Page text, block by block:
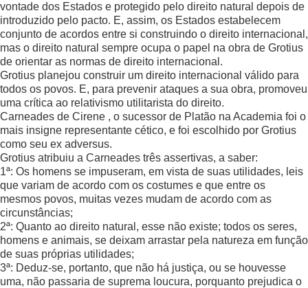
vontade dos Estados e protegido pelo direito natural depois de
introduzido pelo pacto. E, assim, os Estados estabelecem
conjunto de acordos entre si construindo o direito internacional,
mas o direito natural sempre ocupa o papel na obra de Grotius
de orientar as normas de direito internacional.
Grotius planejou construir um direito internacional válido para
todos os povos. E, para prevenir ataques a sua obra, promoveu
uma crítica ao relativismo utilitarista do direito.
Carneades de Cirene , o sucessor de Platão na Academia foi o
mais insigne representante cético, e foi escolhido por Grotius
como seu ex adversus.
Grotius atribuiu a Carneades três assertivas, a saber:
1ª: Os homens se impuseram, em vista de suas utilidades, leis
que variam de acordo com os costumes e que entre os
mesmos povos, muitas vezes mudam de acordo com as
circunstâncias;
2ª: Quanto ao direito natural, esse não existe; todos os seres,
homens e animais, se deixam arrastar pela natureza em função
de suas próprias utilidades;
3ª: Deduz-se, portanto, que não há justiça, ou se houvesse
uma, não passaria de suprema loucura, porquanto prejudica o